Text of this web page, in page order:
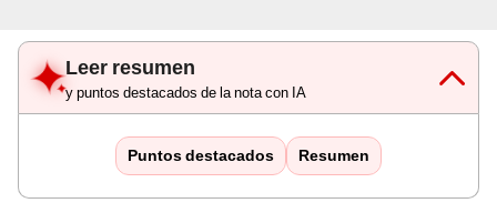
Leer resumen
y puntos destacados de la nota con IA
Puntos destacados Resumen